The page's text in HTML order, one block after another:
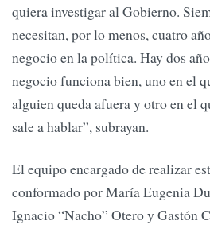
quiera investigar al Gobierno.
necesitan, por lo menos, cuatro
negocio en la política. Hay dos
negocio funciona bien, uno en el
alguien queda afuera y otro en el
sale a hablar”, subrayan.
El equipo encargado de realizar
conformado por María Eugenia
Ignacio “Nacho” Otero y Gastón